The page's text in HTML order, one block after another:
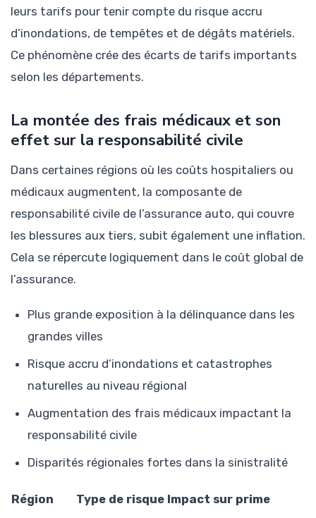
leurs tarifs pour tenir compte du risque accru
d’inondations, de tempêtes et de dégâts matériels.
Ce phénomène crée des écarts de tarifs importants
selon les départements.
La montée des frais médicaux et son
effet sur la responsabilité civile
Dans certaines régions où les coûts hospitaliers ou
médicaux augmentent, la composante de
responsabilité civile de l’assurance auto, qui couvre
les blessures aux tiers, subit également une inflation.
Cela se répercute logiquement dans le coût global de
l’assurance.
Plus grande exposition à la délinquance dans les
grandes villes
Risque accru d’inondations et catastrophes
naturelles au niveau régional
Augmentation des frais médicaux impactant la
responsabilité civile
Disparités régionales fortes dans la sinistralité
Région Type de risque Impact sur prime